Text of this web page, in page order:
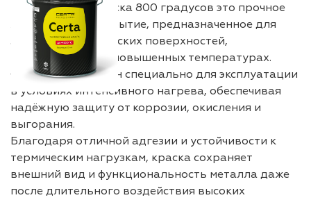
Термостойкая краска 800 градусов это прочное
жаропрочное покрытие, предназначенное для
защиты металлических поверхностей,
работающих при повышенных температурах.
Состав разработан специально для эксплуатации
в условиях интенсивного нагрева, обеспечивая
надёжную защиту от коррозии, окисления и
выгорания.
Благодаря отличной адгезии и устойчивости к
термическим нагрузкам, краска сохраняет
внешний вид и функциональность металла даже
после длительного воздействия высоких